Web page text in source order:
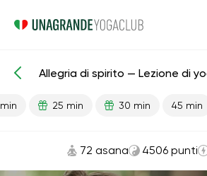
Lezioni pronte Energia
Allegria di spirito — Lezione di
25 min 30 min 45 min
72 asana 4506 punti